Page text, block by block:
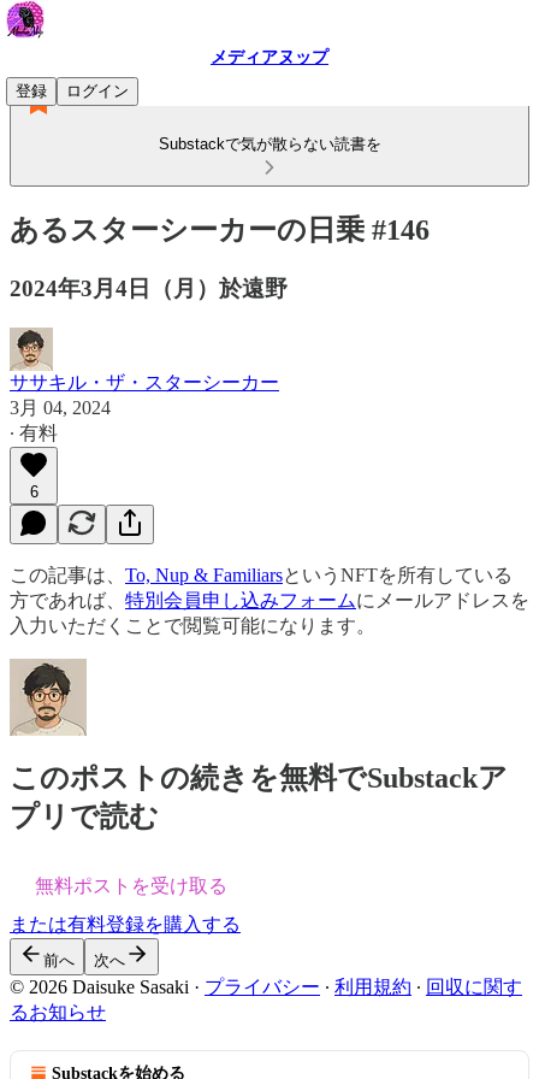
メディアヌップ
登録
ログイン
Substackで気が散らない読書を
あるスターシーカーの日乗 #146
2024年3月4日（月）於遠野
ササキル・ザ・スターシーカー
3月 04, 2024
∙ 有料
6
この記事は、 To, Nup & FamiliarsというNFTを所有している
方であれば、 特別会員申し込みフォームにメールアドレスを
入力いただくことで閲覧可能になります。
このポストの続きを無料でSubstackア
プリで読む
無料ポストを受け取る
または有料登録を購入する
前へ 次へ
© 2026 Daisuke Sasaki · プライバシー ∙ 利用規約 ∙ 回収に関す
るお知らせ
Substackを始める